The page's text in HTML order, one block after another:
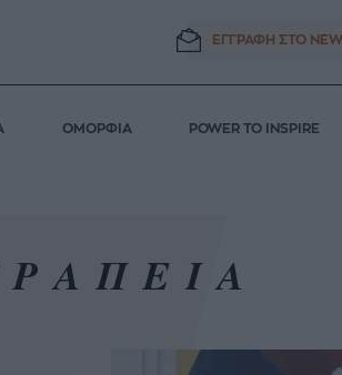
ΕΓΓΡΑΦΗ ΣΤΟ
ΟΜΟΡΦΙΑ POWER TO INSPIRE